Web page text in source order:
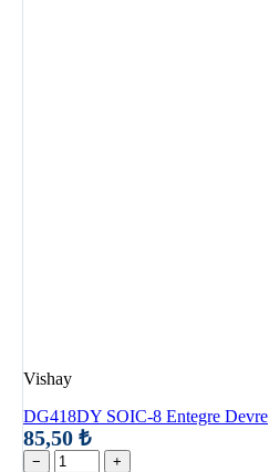
Vishay
DG418DY SOIC-8 Entegre Devre
85,50 ₺
− +